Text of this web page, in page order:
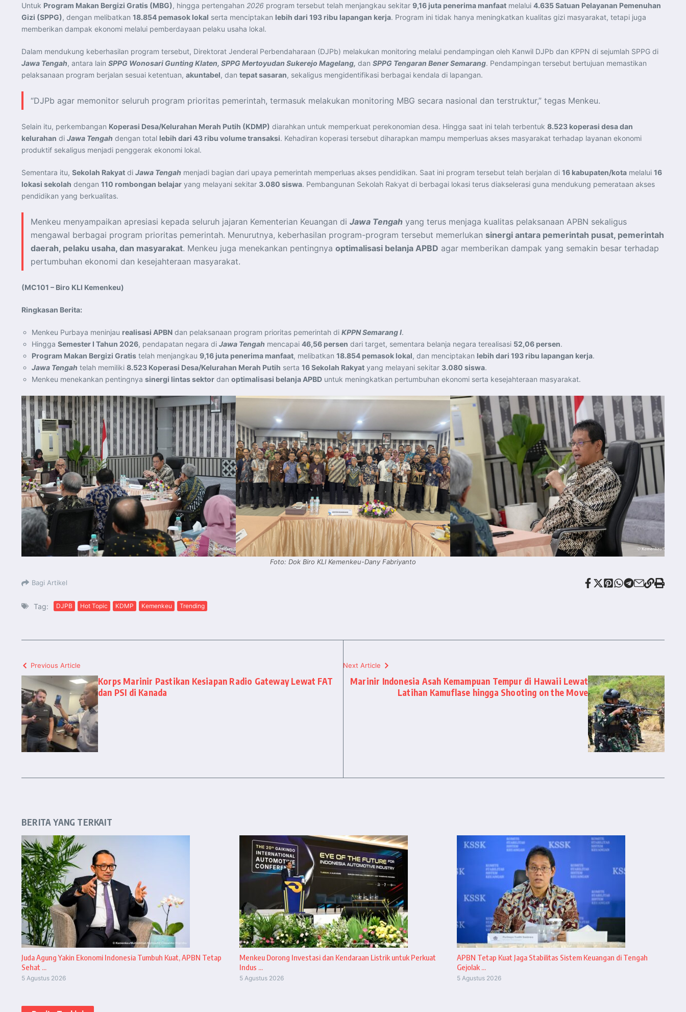
Untuk Program Makan Bergizi Gratis (MBG), hingga pertengahan 2026 program tersebut telah menjangkau sekitar 9,16 juta penerima manfaat melalui 4.635 Satuan Pelayanan Pemenuhan
Gizi (SPPG), dengan melibatkan 18.854 pemasok lokal serta menciptakan lebih dari 193 ribu lapangan kerja. Program ini tidak hanya meningkatkan kualitas gizi masyarakat, tetapi juga
memberikan dampak ekonomi melalui pemberdayaan pelaku usaha lokal.
Dalam mendukung keberhasilan program tersebut, Direktorat Jenderal Perbendaharaan (DJPb) melakukan monitoring melalui pendampingan oleh Kanwil DJPb dan KPPN di sejumlah SPPG di
Jawa Tengah, antara lain SPPG Wonosari Gunting Klaten, SPPG Mertoyudan Sukerejo Magelang, dan SPPG Tengaran Bener Semarang. Pendampingan tersebut bertujuan memastikan
pelaksanaan program berjalan sesuai ketentuan, akuntabel, dan tepat sasaran, sekaligus mengidentifikasi berbagai kendala di lapangan.
“DJPb agar memonitor seluruh program prioritas pemerintah, termasuk melakukan monitoring MBG secara nasional dan terstruktur,” tegas Menkeu.
Selain itu, perkembangan Koperasi Desa/Kelurahan Merah Putih (KDMP) diarahkan untuk memperkuat perekonomian desa. Hingga saat ini telah terbentuk 8.523 koperasi desa dan
kelurahan di Jawa Tengah dengan total lebih dari 43 ribu volume transaksi. Kehadiran koperasi tersebut diharapkan mampu memperluas akses masyarakat terhadap layanan ekonomi
produktif sekaligus menjadi penggerak ekonomi lokal.
Sementara itu, Sekolah Rakyat di Jawa Tengah menjadi bagian dari upaya pemerintah memperluas akses pendidikan. Saat ini program tersebut telah berjalan di 16 kabupaten/kota melalui 16
lokasi sekolah dengan 110 rombongan belajar yang melayani sekitar 3.080 siswa. Pembangunan Sekolah Rakyat di berbagai lokasi terus diakselerasi guna mendukung pemerataan akses
pendidikan yang berkualitas.
Menkeu menyampaikan apresiasi kepada seluruh jajaran Kementerian Keuangan di Jawa Tengahyang terus menjaga kualitas pelaksanaan APBN sekaligus
mengawal berbagai program prioritas pemerintah. Menurutnya, keberhasilan program-program tersebut memerlukan sinergi antara pemerintah pusat, pemerintah
daerah, pelaku usaha, dan masyarakat. Menkeu juga menekankan pentingnya optimalisasi belanja APBD agar memberikan dampak yang semakin besar terhadap
pertumbuhan ekonomi dan kesejahteraan masyarakat.
(MC101 – Biro KLI Kemenkeu)
Ringkasan Berita:
Menkeu Purbaya meninjau realisasi APBN dan pelaksanaan program prioritas pemerintah di KPPN Semarang I.
Hingga Semester I Tahun 2026, pendapatan negara di Jawa Tengah mencapai 46,56 persen dari target, sementara belanja negara terealisasi 52,06 persen.
Program Makan Bergizi Gratis telah menjangkau 9,16 juta penerima manfaat, melibatkan 18.854 pemasok lokal, dan menciptakan lebih dari 193 ribu lapangan kerja.
Jawa Tengah telah memiliki 8.523 Koperasi Desa/Kelurahan Merah Putih serta 16 Sekolah Rakyat yang melayani sekitar 3.080 siswa.
Menkeu menekankan pentingnya sinergi lintas sektor dan optimalisasi belanja APBD untuk meningkatkan pertumbuhan ekonomi serta kesejahteraan masyarakat.
Foto: Dok Biro KLI Kemenkeu-Dany Fabriyanto
Bagi Artikel
Tag: DJPB Hot Topic KDMP Kemenkeu Trending
Previous Article
Korps Marinir Pastikan Kesiapan Radio Gateway Lewat FAT
dan PSI di Kanada
Next Article
Marinir Indonesia Asah Kemampuan Tempur di Hawaii Lewat
Latihan Kamuflase hingga Shooting on the Move
BERITA YANG TERKAIT
Juda Agung Yakin Ekonomi Indonesia Tumbuh Kuat, APBN Tetap
Sehat ...
5 Agustus 2026
Menkeu Dorong Investasi dan Kendaraan Listrik untuk Perkuat
Indus ...
5 Agustus 2026
APBN Tetap Kuat Jaga Stabilitas Sistem Keuangan di Tengah
Gejolak ...
5 Agustus 2026